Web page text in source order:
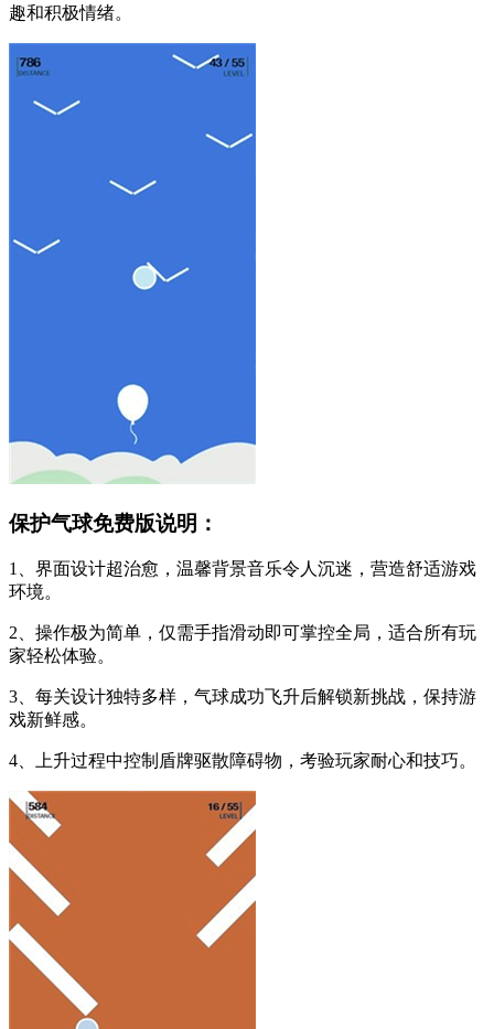
趣和积极情绪。
保护气球免费版说明：
1、界面设计超治愈，温馨背景音乐令人沉迷，营造舒适游戏
环境。
2、操作极为简单，仅需手指滑动即可掌控全局，适合所有玩
家轻松体验。
3、每关设计独特多样，气球成功飞升后解锁新挑战，保持游
戏新鲜感。
4、上升过程中控制盾牌驱散障碍物，考验玩家耐心和技巧。